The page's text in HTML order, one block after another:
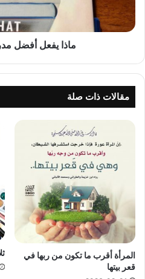
ماذا يفعل أفضل
مقالات ذات صلة
المرأة أقرب ما تكون من ربها في
قعر بيتها